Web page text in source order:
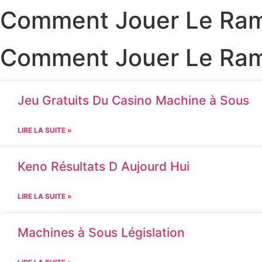
Comment Jouer Le
Comment Jouer Le
Jeu Gratuits Du Casino Machine à Sous
LIRE LA SUITE »
Keno Résultats D Aujourd Hui
LIRE LA SUITE »
Machines à Sous Législation